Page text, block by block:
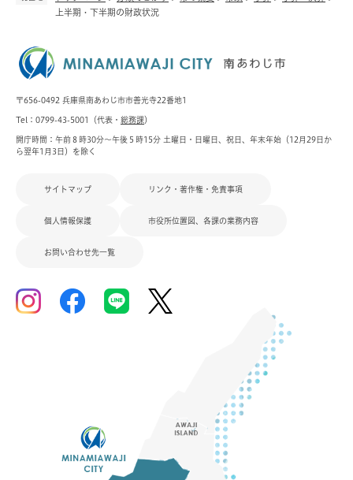
上半期・下半期の財政状況
〒656-0492 兵庫県南あわじ市市善光寺22番地1
Tel：0799-43-5001（代表・ 総務課）
開庁時間：午前８時30分～午後５時15分 土曜日・日曜日、祝日、年末年始（12月29日か
ら翌年1月3日）を除く
サイトマップ リンク・著作権・免責事項
個人情報保護 市役所位置図、各課の業務内容
お問い合わせ先一覧